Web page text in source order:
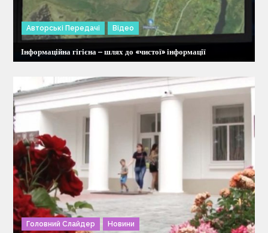
Авторські Передачі Відео
Інформаційна гігієна – шлях до «чистої» інформації
Головний Слайдер Новини